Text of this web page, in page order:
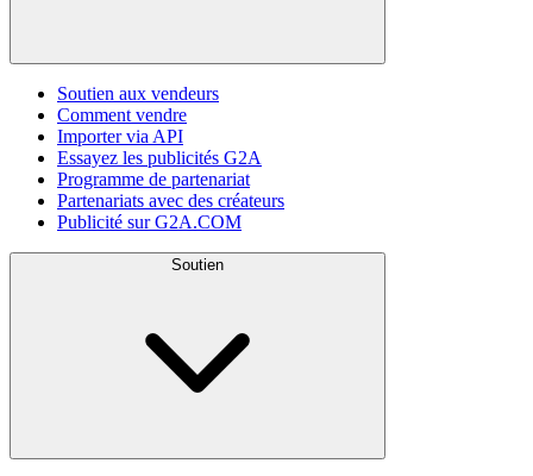
Soutien aux vendeurs
Comment vendre
Importer via API
Essayez les publicités G2A
Programme de partenariat
Partenariats avec des créateurs
Publicité sur G2A.COM
Soutien